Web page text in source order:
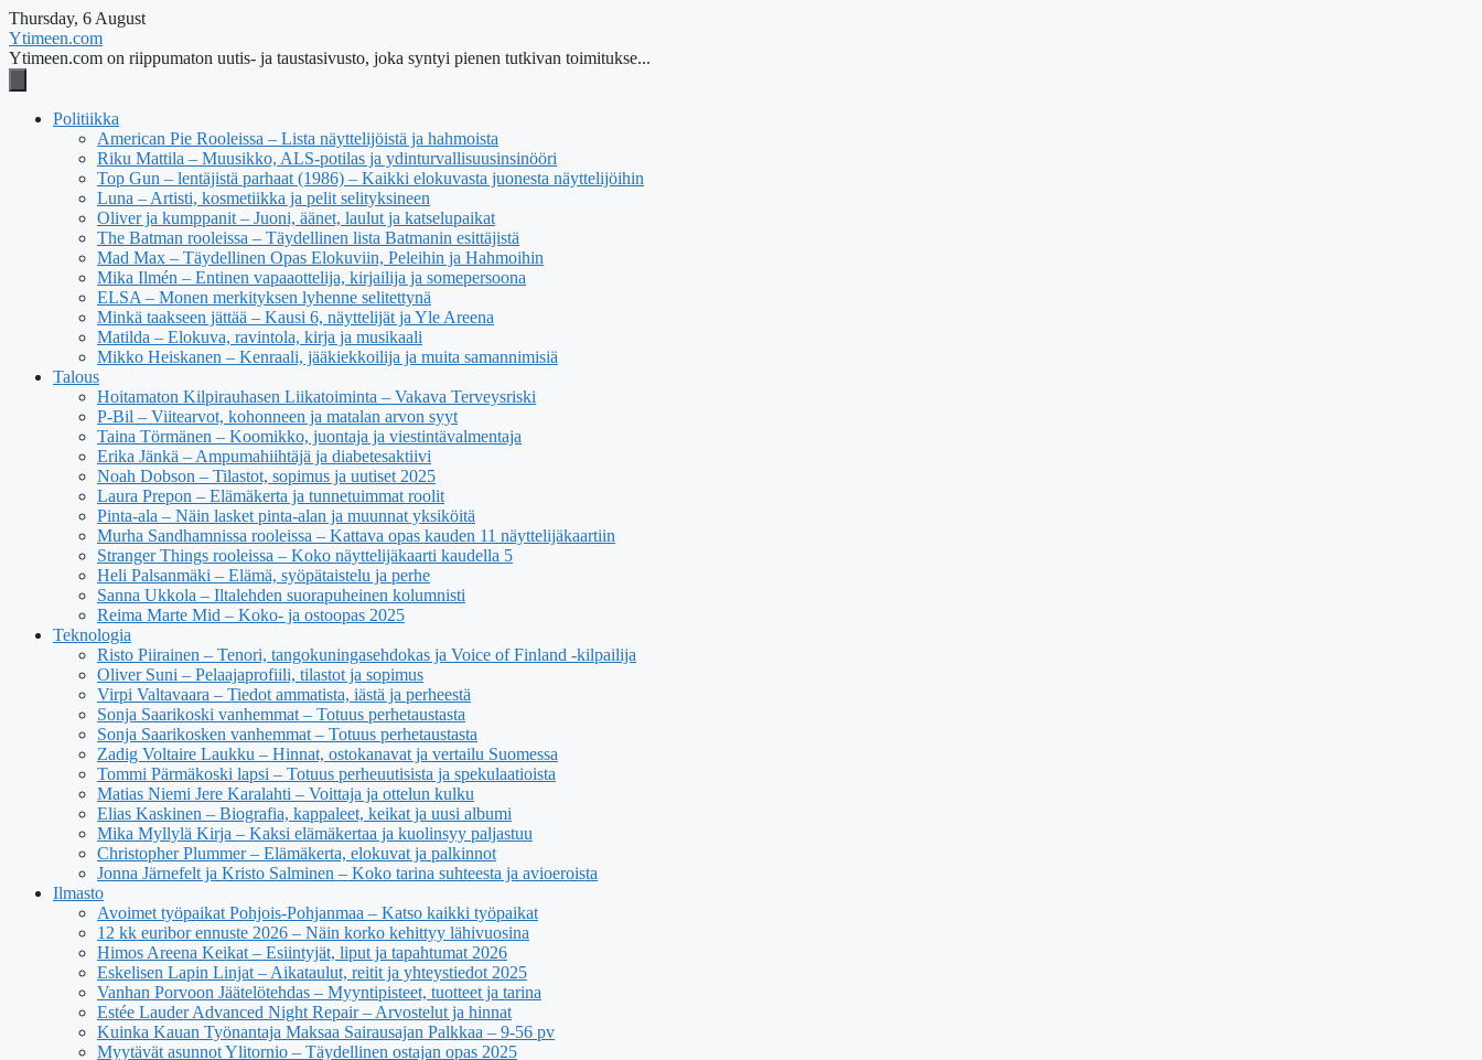
Thursday, 6 August
Ytimeen.com
Ytimeen.com on riippumaton uutis- ja taustasivusto, joka syntyi pienen tutkivan toimitukse...
Politiikka
American Pie Rooleissa – Lista näyttelijöistä ja hahmoista
Riku Mattila – Muusikko, ALS-potilas ja ydinturvallisuusinsinööri
Top Gun – lentäjistä parhaat (1986) – Kaikki elokuvasta juonesta näyttelijöihin
Luna – Artisti, kosmetiikka ja pelit selityksineen
Oliver ja kumppanit – Juoni, äänet, laulut ja katselupaikat
The Batman rooleissa – Täydellinen lista Batmanin esittäjistä
Mad Max – Täydellinen Opas Elokuviin, Peleihin ja Hahmoihin
Mika Ilmén – Entinen vapaaottelija, kirjailija ja somepersoona
ELSA – Monen merkityksen lyhenne selitettynä
Minkä taakseen jättää – Kausi 6, näyttelijät ja Yle Areena
Matilda – Elokuva, ravintola, kirja ja musikaali
Mikko Heiskanen – Kenraali, jääkiekkoilija ja muita samannimisiä
Talous
Hoitamaton Kilpirauhasen Liikatoiminta – Vakava Terveysriski
P-Bil – Viitearvot, kohonneen ja matalan arvon syyt
Taina Törmänen – Koomikko, juontaja ja viestintävalmentaja
Erika Jänkä – Ampumahiihtäjä ja diabetesaktiivi
Noah Dobson – Tilastot, sopimus ja uutiset 2025
Laura Prepon – Elämäkerta ja tunnetuimmat roolit
Pinta-ala – Näin lasket pinta-alan ja muunnat yksiköitä
Murha Sandhamnissa rooleissa – Kattava opas kauden 11 näyttelijäkaartiin
Stranger Things rooleissa – Koko näyttelijäkaarti kaudella 5
Heli Palsanmäki – Elämä, syöpätaistelu ja perhe
Sanna Ukkola – Iltalehden suorapuheinen kolumnisti
Reima Marte Mid – Koko- ja ostoopas 2025
Teknologia
Risto Piirainen – Tenori, tangokuningasehdokas ja Voice of Finland -kilpailija
Oliver Suni – Pelaajaprofiili, tilastot ja sopimus
Virpi Valtavaara – Tiedot ammatista, iästä ja perheestä
Sonja Saarikoski vanhemmat – Totuus perhetaustasta
Sonja Saarikosken vanhemmat – Totuus perhetaustasta
Zadig Voltaire Laukku – Hinnat, ostokanavat ja vertailu Suomessa
Tommi Pärmäkoski lapsi – Totuus perheuutisista ja spekulaatioista
Matias Niemi Jere Karalahti – Voittaja ja ottelun kulku
Elias Kaskinen – Biografia, kappaleet, keikat ja uusi albumi
Mika Myllylä Kirja – Kaksi elämäkertaa ja kuolinsyy paljastuu
Christopher Plummer – Elämäkerta, elokuvat ja palkinnot
Jonna Järnefelt ja Kristo Salminen – Koko tarina suhteesta ja avioeroista
Ilmasto
Avoimet työpaikat Pohjois-Pohjanmaa – Katso kaikki työpaikat
12 kk euribor ennuste 2026 – Näin korko kehittyy lähivuosina
Himos Areena Keikat – Esiintyjät, liput ja tapahtumat 2026
Eskelisen Lapin Linjat – Aikataulut, reitit ja yhteystiedot 2025
Vanhan Porvoon Jäätelötehdas – Myyntipisteet, tuotteet ja tarina
Estée Lauder Advanced Night Repair – Arvostelut ja hinnat
Kuinka Kauan Työnantaja Maksaa Sairausajan Palkkaa – 9-56 pv
Myytävät asunnot Ylitornio – Täydellinen ostajan opas 2025